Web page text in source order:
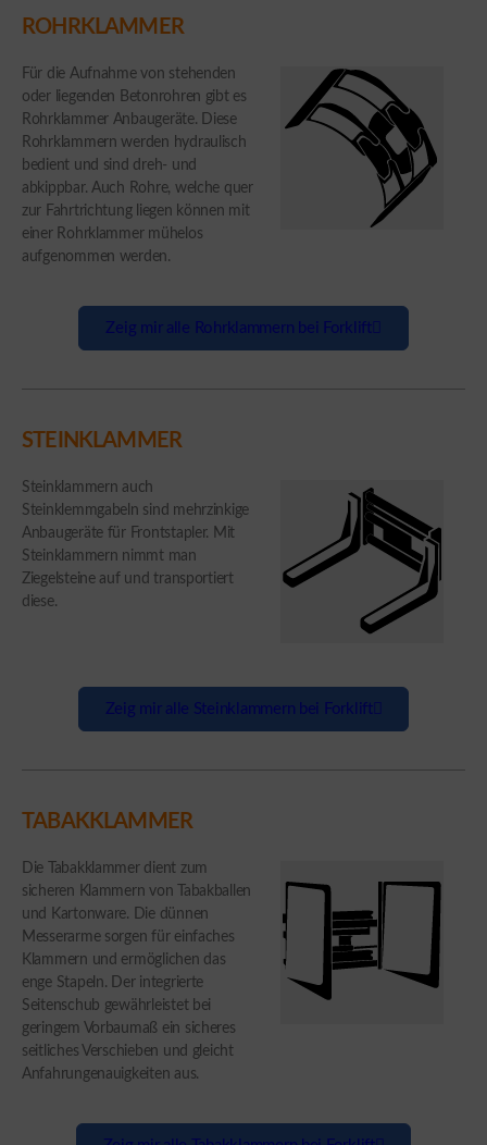
ROHRKLAMMER
Für die Aufnahme von stehenden
oder liegenden Betonrohren gibt es
Rohrklammer Anbaugeräte. Diese
Rohrklammern werden hydraulisch
bedient und sind dreh- und
abkippbar. Auch Rohre, welche quer
zur Fahrtrichtung liegen können mit
einer Rohrklammer mühelos
aufgenommen werden.
Zeig mir alle Rohrklammern bei Forklift
STEINKLAMMER
Steinklammern auch
Steinklemmgabeln sind mehrzinkige
Anbaugeräte für Frontstapler. Mit
Steinklammern nimmt man
Ziegelsteine auf und transportiert
diese.
Zeig mir alle Steinklammern bei Forklift
TABAKKLAMMER
Die Tabakklammer dient zum
sicheren Klammern von Tabakballen
und Kartonware. Die dünnen
Messerarme sorgen für einfaches
Klammern und ermöglichen das
enge Stapeln. Der integrierte
Seitenschub gewährleistet bei
geringem Vorbaumaß ein sicheres
seitliches Verschieben und gleicht
Anfahrungenauigkeiten aus.